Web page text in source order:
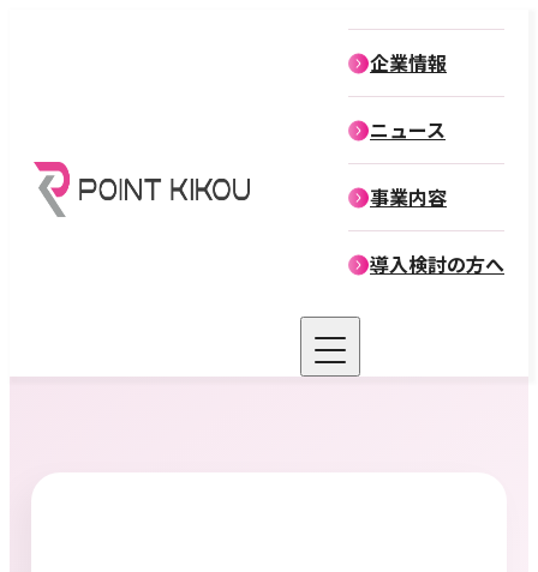
企業情報
企業情報
役員紹介
ニュース
事業内容
導入検討の方へ